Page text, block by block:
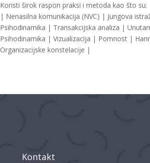
Koristi širok raspon praksi i metoda kao što su:
| Nenasilna komunikacija (NVC) | Jungova
Psihodinamika | Transakcijska analiza |
Psihodinamika | Vizualizacija | Pomnost |
Organizacijske konstelacije |
Kontakt